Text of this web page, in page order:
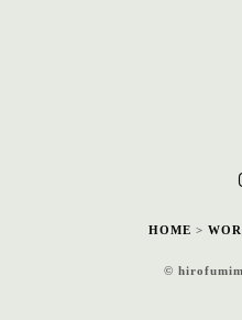
HOME >
©